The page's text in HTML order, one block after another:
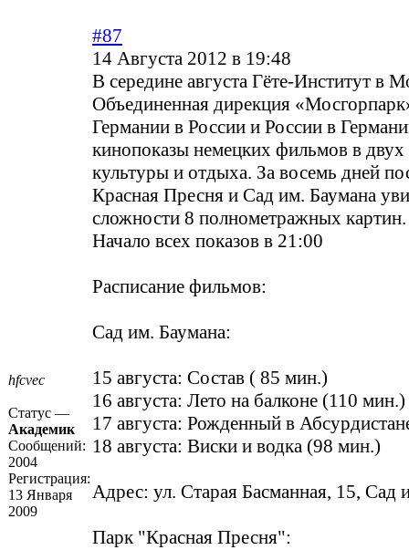
hfcvec
Статус —
Академик
Сообщений:
2004
Регистрация:
13 Января
2009
#87
14 Августа 2012 в 19:48
В середине августа Гёте-Институт в
Объединенная дирекция
Германии в России и России в
кинопоказы немецких фильмов в двух
культуры и отдыха. За восемь дней
Красная Пресня и Сад им. Баумана
сложности 8 полнометражных картин.
Начало всех показов в 21:00
Расписание фильмов:
Сад им. Баумана:
15 августа: Состав ( 85 мин.)
16 августа: Лето на балконе (110 мин.)
17 августа: Рожденный в
18 августа: Виски и водка (98 мин.)
Адрес: ул. Старая Басманная, 15, Сад
Парк "Красная Пресня":